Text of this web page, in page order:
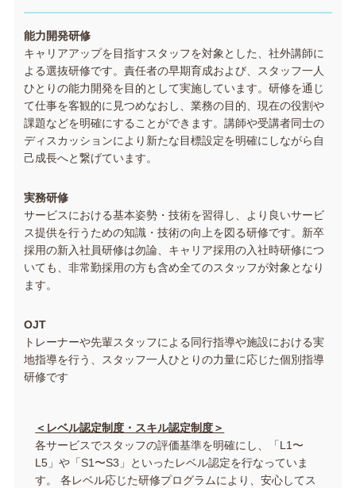
能力開発研修
キャリアアップを目指すスタッフを対象とした、社外講師に
よる選抜研修です。責任者の早期育成および、スタッフ一人
ひとりの能力開発を目的として実施しています。研修を通じ
て仕事を客観的に見つめなおし、業務の目的、現在の役割や
課題などを明確にすることができます。講師や受講者同士の
ディスカッションにより新たな目標設定を明確にしながら自
己成長へと繋げています。
実務研修
サービスにおける基本姿勢・技術を習得し、より良いサービ
ス提供を行うための知識・技術の向上を図る研修です。新卒
採用の新入社員研修は勿論、キャリア採用の入社時研修につ
いても、非常勤採用の方も含め全てのスタッフが対象となり
ます。
OJT
トレーナーや先輩スタッフによる同行指導や施設における実
地指導を行う、スタッフ一人ひとりの力量に応じた個別指導
研修です
＜レベル認定制度・スキル認定制度＞
各サービスでスタッフの評価基準を明確にし、「L1〜
L5」や「S1〜S3」といったレベル認定を行なっていま
す。 各レベル応じた研修プログラムにより、安心してス